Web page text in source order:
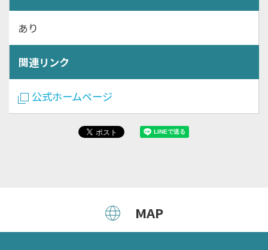
あり
関連リンク
公式ホームページ
MAP